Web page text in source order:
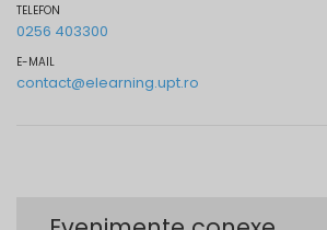
TELEFON
0256 403300
E-MAIL
contact@elearning.upt.ro